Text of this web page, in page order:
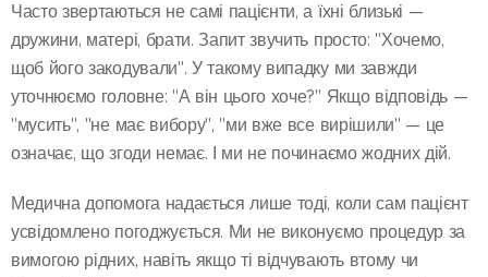
Часто звертаються не самі пацієнти, а їхні близькі —
дружини, матері, брати. Запит звучить просто: "Хочемо,
щоб його закодували". У такому випадку ми завжди
уточнюємо головне: "А він цього хоче?" Якщо відповідь —
"мусить", "не має вибору", "ми вже все вирішили" — це
означає, що згоди немає. І ми не починаємо жодних дій.
Медична допомога надається лише тоді, коли сам пацієнт
усвідомлено погоджується. Ми не виконуємо процедур за
вимогою рідних, навіть якщо ті відчувають втому чи